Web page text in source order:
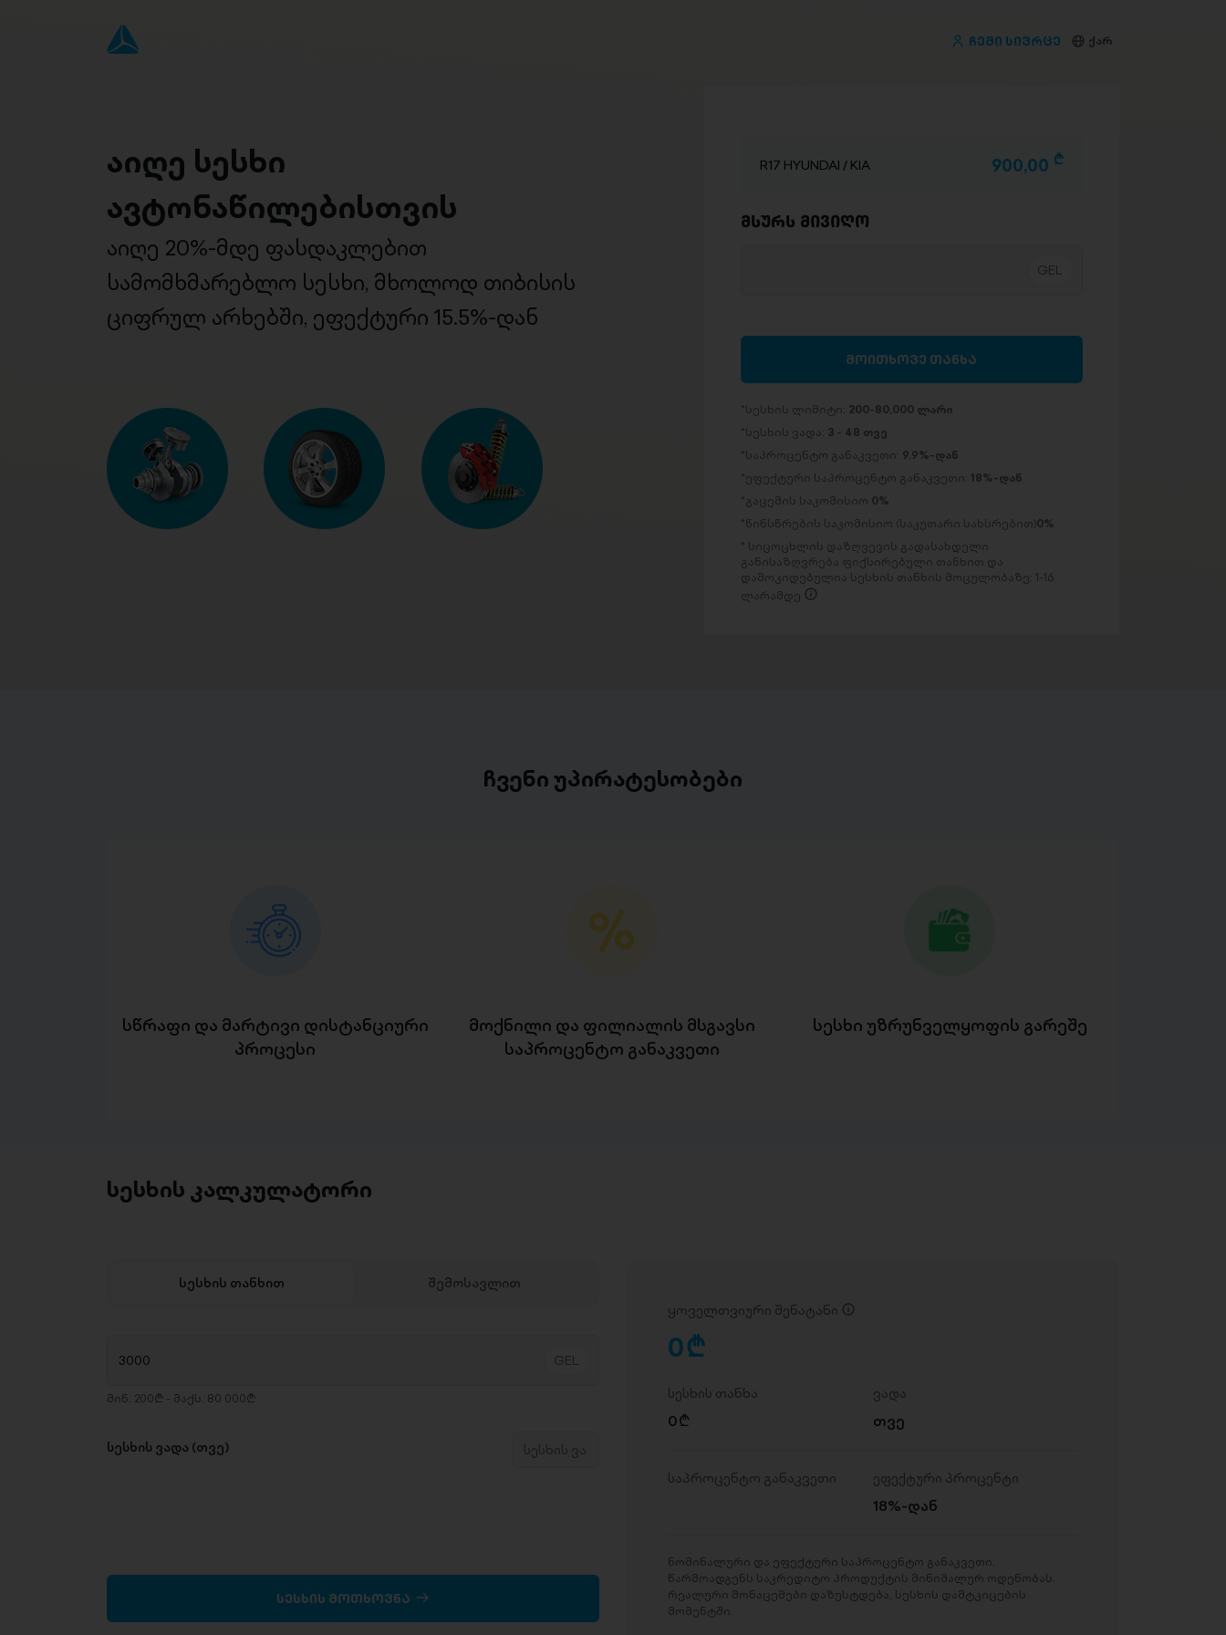
ჩემი სივრცე ქარ
აიღე სესხი
ავტონაწილებისთვის
აიღე 20%-მდე ფასდაკლებით
სამომხმარებლო სესხი, მხოლოდ თიბისის
ციფრულ არხებში, ეფექტური 15.5%-დან
R17 HYUNDAI / KIA 900,00 D
მსურს მივიღო
მოითხოვე თანხა
სესხის ლიმიტი: 200-80,000 ლარი
სესხის ვადა: 3 - 48 თვე
საპროცენტო განაკვეთი: 9.9%-დან
ეფექტური საპროცენტო განაკვეთი: 18%-დან
გაცემის საკომისიო 0%
წინსწრების საკომისიო (საკუთარი სახსრებით)0%
სიცოცხლის დაზღვევის გადასახდელი
განისაზღვრება ფიქსირებული თანხით და
დამოკიდებულია სესხის თანხის მოცულობაზე: 1-16
ლარამდე
ჩვენი უპირატესობები
სწრაფი და მარტივი დისტანციური
პროცესი
მოქნილი და ფილიალის მსგავსი
საპროცენტო განაკვეთი
სესხი უზრუნველყოფის გარეშე
სესხის კალკულატორი
სესხის თანხით შემოსავლით
მინ. 200₾ - მაქს. 80 000₾
სესხის ვადა (თვე)
ყოველთვიური შენატანი
0D
სესხის თანხა
0D
ვადა
თვე
საპროცენტო განაკვეთი ეფექტური პროცენტი
18%-დან
ნომინალური და ეფექტური საპროცენტო განაკვეთი,
წარმოადგენს საკრედიტო პროდუქტის მინიმალურ ოდენობას.
რეალური მონაცემები დაზუსტდება, სესხის დამტკიცების
მომენტში.
სესხის მოთხოვნა